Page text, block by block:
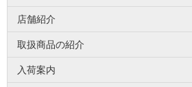
店舗紹介
取扱商品の紹介
入荷案内